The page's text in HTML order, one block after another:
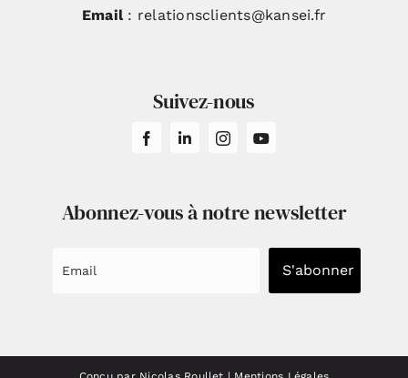
Email: relationsclients@kansei.fr
Suivez-nous
Abonnez-vous à notre newsletter
S'abonner